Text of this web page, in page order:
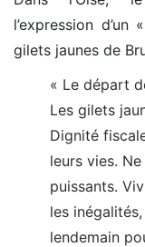
l’expression
gilets jaunes de
« Le départ
Les gilets
Dignité
leurs vies.
puissants.
les
lendemain